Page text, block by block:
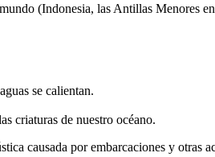
(Indonesia, las Antillas Menores
se calientan.
criaturas de nuestro océano.
causada por embarcaciones y otras